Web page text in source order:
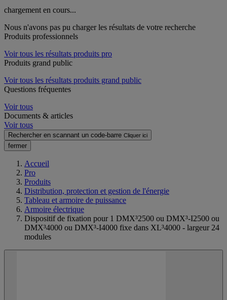
chargement en cours...
Nous n'avons pas pu charger les résultats de votre recherche
Produits professionnels
Voir tous les résultats produits pro
Produits grand public
Voir tous les résultats produits grand public
Questions fréquentes
Voir tous
Documents & articles
Voir tous
Rechercher en scannant un code-barre Cliquer ici
fermer
Accueil
Pro
Produits
Distribution, protection et gestion de l'énergie
Tableau et armoire de puissance
Armoire électrique
Dispositif de fixation pour 1 DMX³2500 ou DMX³-I2500 ou
DMX³4000 ou DMX³-I4000 fixe dans XL³4000 - largeur 24
modules